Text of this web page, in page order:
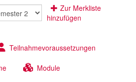
Zur Merkliste
hinzufügen
Teilnahmevoraussetzungen
Module